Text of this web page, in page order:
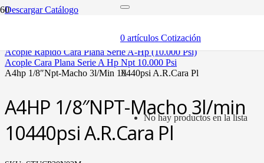
0 artículos Cotización
X
No hay productos en la lista
Descargar Catálogo
acople rápido cara plana serie a-hp (10.000 psi)
acople cara plana serie a hp npt 10.000 psi
a4hp 1/8″npt-macho 3l/min 10440psi a.r.cara pl
A4HP 1/8″NPT-Macho 3l/min
10440psi A.R.Cara Pl